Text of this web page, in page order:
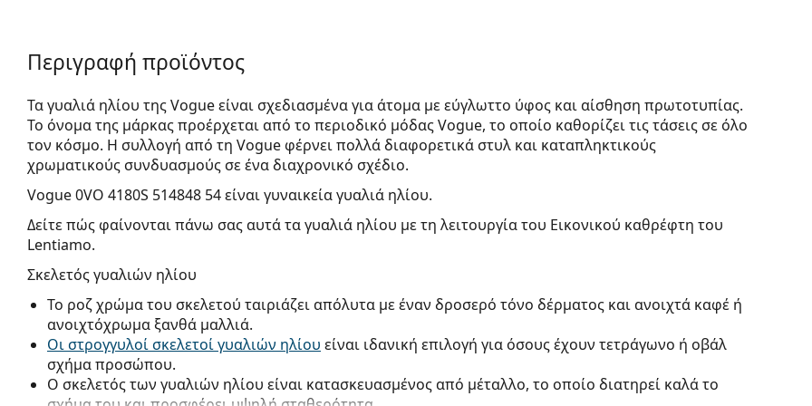
Περιγραφή προϊόντος
Τα γυαλιά ηλίου της Vogue είναι σχεδιασμένα για άτομα με εύγλωττο ύφος και αίσθηση πρωτοτυπίας.
Το όνομα της μάρκας προέρχεται από το περιοδικό μόδας Vogue, το οποίο καθορίζει τις τάσεις σε όλο
τον κόσμο. Η συλλογή από τη Vogue φέρνει πολλά διαφορετικά στυλ και καταπληκτικούς
χρωματικούς συνδυασμούς σε ένα διαχρονικό σχέδιο.
Vogue 0VO 4180S 514848 54είναι γυναικεία γυαλιά ηλίου.
Δείτε πώς φαίνονται πάνω σας αυτά τα γυαλιά ηλίου με τη λειτουργία του Εικονικού καθρέφτη του
Lentiamo.
Σκελετός γυαλιών ηλίου
Το ροζ χρώμα του σκελετού ταιριάζει απόλυτα με έναν δροσερό τόνο δέρματος και ανοιχτά καφέ ή
ανοιχτόχρωμα ξανθά μαλλιά.
Οι στρογγυλοί σκελετοί γυαλιών ηλίου είναι ιδανική επιλογή για όσους έχουν τετράγωνο ή οβάλ
σχήμα προσώπου.
Ο σκελετός των γυαλιών ηλίου είναι κατασκευασμένος από μέταλλο, το οποίο διατηρεί καλά το